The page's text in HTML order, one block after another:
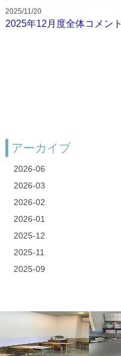
お問い合わせ
オンライン校
コース
中学生コース
2025/11/20
2025年12月度全体コメント
アーカイブ
2026-06
2026-03
2026-02
2026-01
2025-12
2025-11
2025-09